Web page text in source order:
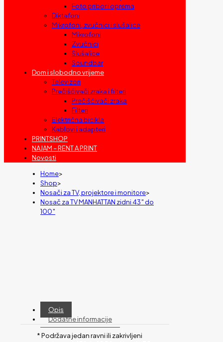
Foto pribor i oprema
Diktafoni
Mikrofoni, zvučnici i slušalice
Mikrofoni
Zvučnici
Slušalice
Soundbar
Dom i slobodno vrijeme
Televizori
Prečišćivači zraka i filteri
Prečišćivači zraka
Filteri
Električna bicikla
Kablovi i adapteri
PRINTSHOP
NAJAM – RENT A PRINT
Novosti
Home>
Shop>
Nosači za TV, projektore i monitore>
Nosač za TV MANHATTAN zidni 43″ do
100″
Opis
Dodatne informacije
* Podržava jedan ravni ili zakrivljeni